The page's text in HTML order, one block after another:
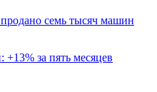
семь тысяч машин
за пять месяцев